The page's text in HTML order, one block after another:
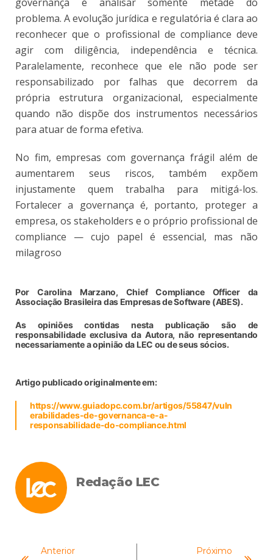
problema. A evolução jurídica e regulatória é clara ao
reconhecer que o profissional de compliance deve
agir com diligência, independência e técnica.
Paralelamente, reconhece que ele não pode ser
responsabilizado por falhas que decorrem da
própria estrutura organizacional, especialmente
quando não dispõe dos instrumentos necessários
para atuar de forma efetiva.
No fim, empresas com governança frágil além de
aumentarem seus riscos, também expõem
injustamente quem trabalha para mitigá-los.
Fortalecer a governança é, portanto, proteger a
empresa, os stakeholders e o próprio profissional de
compliance — cujo papel é essencial, mas não
milagroso
Por Carolina Marzano, Chief Compliance Officer da
Associação Brasileira das Empresas de Software (ABES).
As opiniões contidas nesta publicação são de
responsabilidade exclusiva da Autora, não representando
necessariamente a opinião da LEC ou de seus sócios.
Artigo publicado originalmente em:
https://www.guiadopc.com.br/artigos/55847/vuln
erabilidades-de-governanca-e-a-
responsabilidade-do-compliance.html
Redação LEC
Anterior Próximo